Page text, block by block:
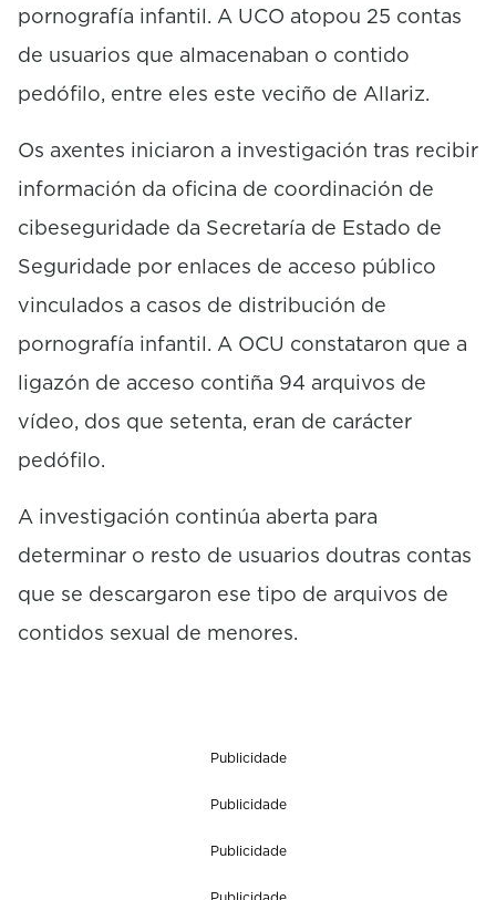
pornografía infantil. A UCO atopou 25 contas
de usuarios que almacenaban o contido
pedófilo, entre eles este veciño de Allariz.
Os axentes iniciaron a investigación tras recibir
información da oficina de coordinación de
cibeseguridade da Secretaría de Estado de
Seguridade por enlaces de acceso público
vinculados a casos de distribución de
pornografía infantil. A OCU constataron que a
ligazón de acceso contiña 94 arquivos de
vídeo, dos que setenta, eran de carácter
pedófilo.
A investigación continúa aberta para
determinar o resto de usuarios doutras contas
que se descargaron ese tipo de arquivos de
contidos sexual de menores.
Publicidade
Publicidade
Publicidade